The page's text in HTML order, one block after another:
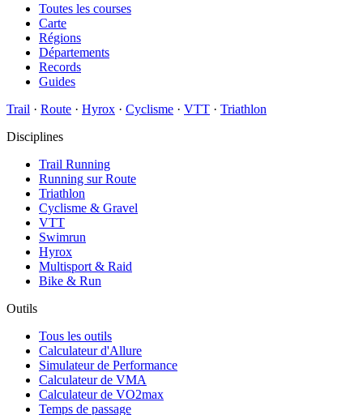
Toutes les courses
Carte
Régions
Départements
Records
Guides
Trail · Route · Hyrox · Cyclisme · VTT · Triathlon
Disciplines
Trail Running
Running sur Route
Triathlon
Cyclisme & Gravel
VTT
Swimrun
Hyrox
Multisport & Raid
Bike & Run
Outils
Tous les outils
Calculateur d'Allure
Simulateur de Performance
Calculateur de VMA
Calculateur de VO2max
Temps de passage